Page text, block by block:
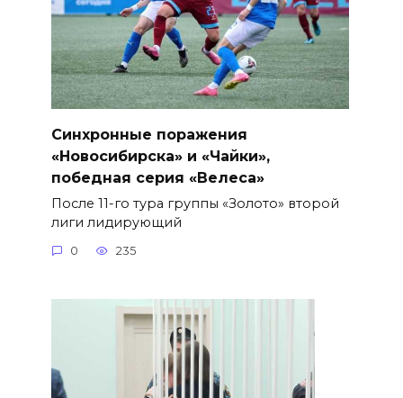
Синхронные поражения
«Новосибирска» и «Чайки»,
победная серия «Велеса»
После 11-го тура группы «Золото» второй
лиги лидирующий
0 235